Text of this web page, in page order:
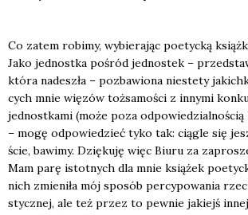
Co zatem robi­my, wybie­ra­jąc poetyc­ką
Jako jed­nost­ka pośród jed­no­stek –
któ­ra nade­szła – pozba­wio­na nie­ste­ty
cych mnie wię­zów toż­sa­mo­ści z inny­mi
jed­nost­ka­mi (może poza odpo­wie­dzial­no­ścią
– mogę odpo­wie­dzieć tyko tak: cią­gle się
ście, bawi­my. Dzię­ku­ję więc Biu­ru za
Mam parę istot­nych dla mnie ksią­żek
nich zmie­ni­ła mój spo­sób per­cy­po­wa­nia
stycz­nej, ale też przez to pew­nie jakiejś